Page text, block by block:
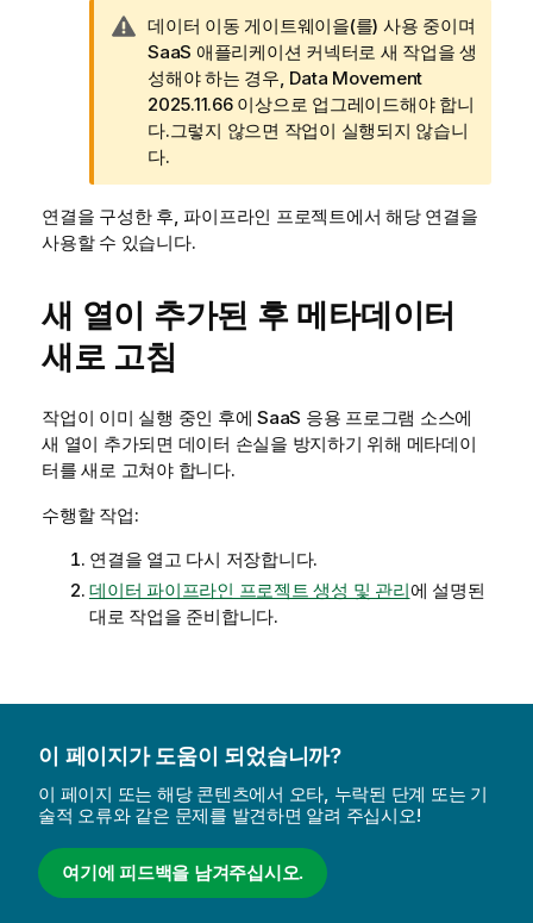
경
고
메
모
데이터 이동 게이트웨이을(를) 사용 중이며
SaaS 애플리케이션 커넥터로 새 작업을 생
성해야 하는 경우, Data Movement
2025.11.66 이상으로 업그레이드해야 합니
다.그렇지 않으면 작업이 실행되지 않습니
다.
연결을 구성한 후, 파이프라인 프로젝트에서 해당 연결을
사용할 수 있습니다.
새 열이 추가된 후 메타데이터
새로 고침
작업이 이미 실행 중인 후에 SaaS 응용 프로그램 소스에
새 열이 추가되면 데이터 손실을 방지하기 위해 메타데이
터를 새로 고쳐야 합니다.
수행할 작업:
연결을 열고 다시 저장합니다.
데이터 파이프라인 프로젝트 생성 및 관리에 설명된
대로 작업을 준비합니다.
이 페이지가 도움이 되었습니까?
이 페이지 또는 해당 콘텐츠에서 오타, 누락된 단계 또는 기
술적 오류와 같은 문제를 발견하면 알려 주십시오!
여기에 피드백을 남겨주십시오.